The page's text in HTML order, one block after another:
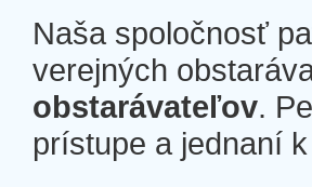
Naša spoločnosť
verejných
obstarávateľov.
prístupe a jednaní